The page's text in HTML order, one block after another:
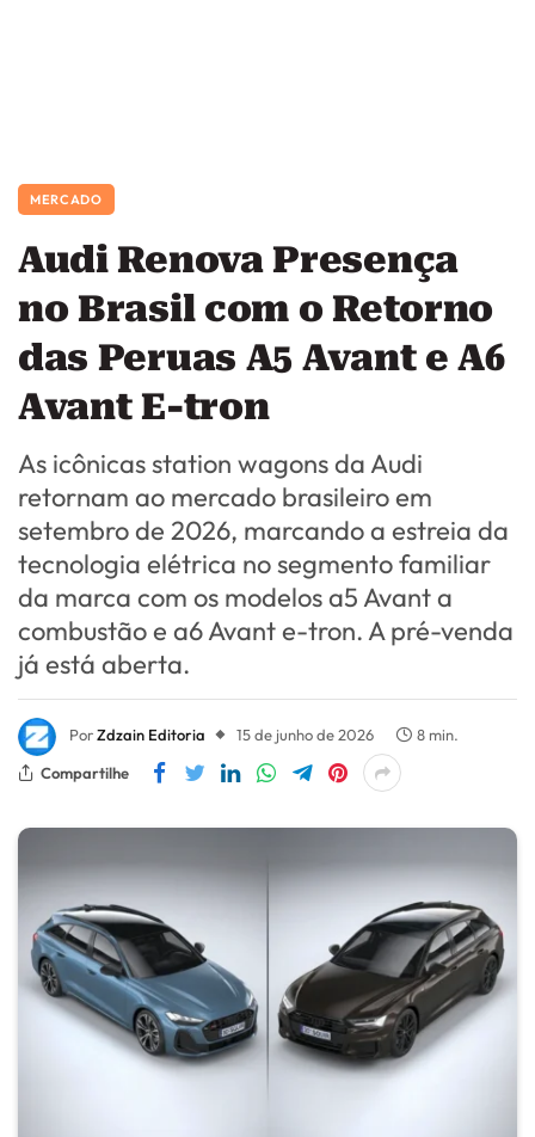
MERCADO
Audi Renova Presença
no Brasil com o Retorno
das Peruas A5 Avant e A6
Avant E-tron
As icônicas station wagons da Audi
retornam ao mercado brasileiro em
setembro de 2026, marcando a estreia da
tecnologia elétrica no segmento familiar
da marca com os modelos a5 Avant a
combustão e a6 Avant e-tron. A pré-venda
já está aberta.
PorZdzain Editoria 15 de junho de 2026
8 min.
Compartilhe